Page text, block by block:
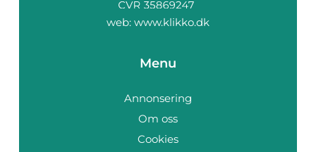
web: www.klikko.dk
Menu
Annonsering
Om oss
Cookies